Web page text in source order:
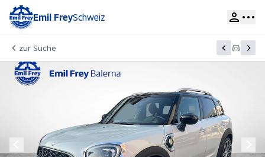
Emil FreySchweiz
zur Suche